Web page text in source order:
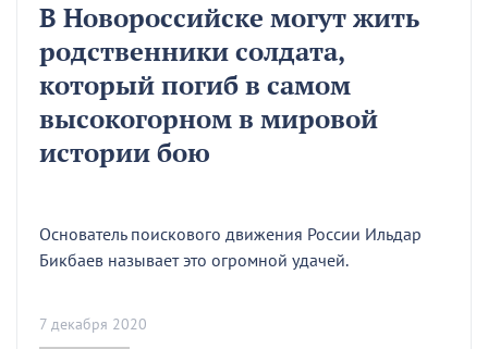
7 декабря 2020
В Новороссийске могут жить
родственники солдата,
который погиб в самом
высокогорном в мировой
истории бою
Основатель поискового движения России Ильдар
Бикбаев называет это огромной удачей.